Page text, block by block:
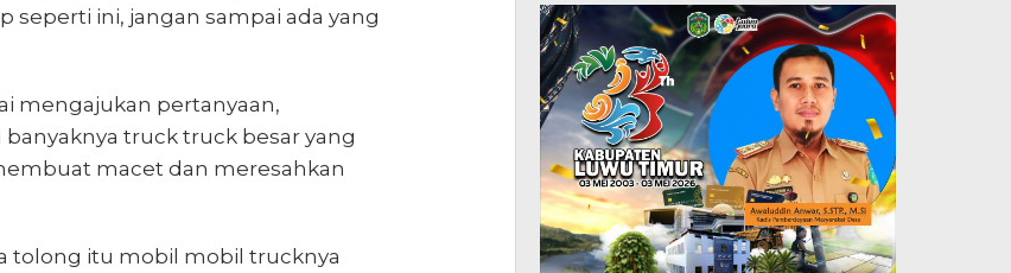
ini, jangan sampai ada yang
mengajukan pertanyaan,
truck truck besar yang
macet dan meresahkan
tolong itu mobil mobil trucknya